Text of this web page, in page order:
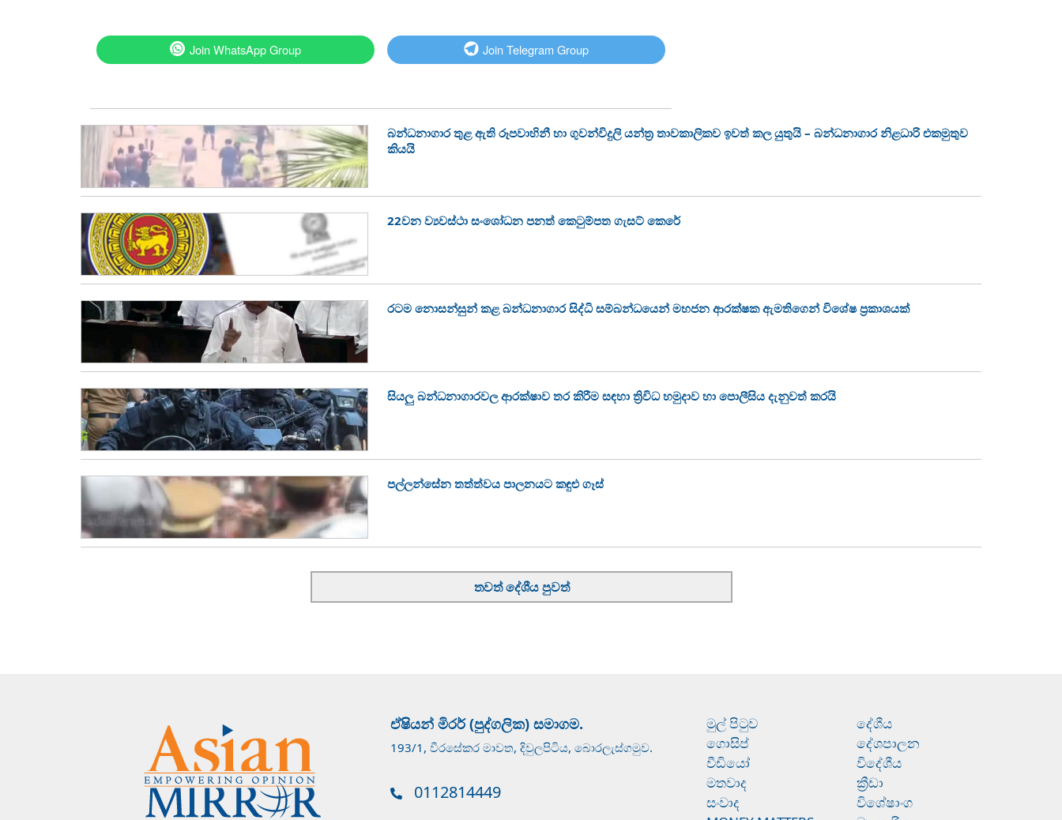
Join WhatsApp Group Join Telegram Group
බන්ධනාගාර තුළ ඇති රූපවාහිනී හා ගුවන්විදුලි යන්ත්‍ර තාවකාලිකව ඉවත් කල යුතුයි – බන්ධනාගාර නිළධාරි එකමුතුව
කියයි
22වන ව්‍යවස්ථා සංශෝධන පනත් කෙටුම්පත ගැසට් කෙරේ
රටම නොසන්සුන් කළ බන්ධනාගාර සිද්ධි සම්බන්ධයෙන් මහජන ආරක්ෂක ඇමතිගෙන් විශේෂ ප්‍රකාශයක්
සියලු බන්ධනාගාරවල ආරක්ෂාව තර කිරීම සඳහා ත්‍රිවිධ හමුදාව හා පොලීසිය දැනුවත් කරයි
පල්ලන්සේන තත්ත්වය පාලනයට කඳුළු ගෑස්
තවත් දේශීය පුවත්
ඒෂියන් මිරර් (පුද්ගලික) සමාගම.
193/1, වීරසේකර මාවත, දිවුලපිටිය, බොරලැස්ගමුව.
0112814449
මුල් පිටුව
ගොසිප්
වීඩියෝ
මතවාද
සංවාද
දේශීය
දේශපාලන
විදේශීය
ක්‍රීඩා
විශේෂාංග